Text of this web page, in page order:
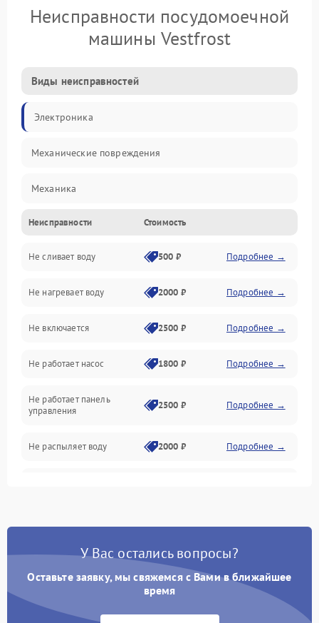
Неисправности посудомоечной
машины Vestfrost
Виды неисправностей
Электроника
Механические повреждения
Механика
Управление
Электропитание
Датчики
Нагрев
Вода
Гигиена
Программное обеспечение
Неисправности Стоимость
Не сливает воду 500 ₽ Подробнее →
Не нагревает воду 2000 ₽ Подробнее →
Не включается 2500 ₽ Подробнее →
Не работает насос 1800 ₽ Подробнее →
Не работает панель
управления
2500 ₽ Подробнее →
Не распыляет воду 2000 ₽ Подробнее →
Проблемы с набором
Не работает сушилка 2100 ₽ Подробнее →
Сбои в работе таймера 1700 ₽
У Вас остались вопросы?
Оставьте заявку, мы свяжемся с Вами в ближайшее
время